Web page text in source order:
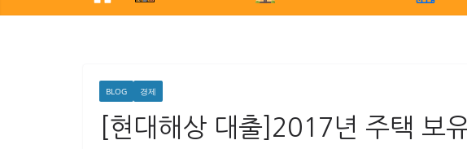
BLOG 경제
[현대해상 대출]2017년 주택 보